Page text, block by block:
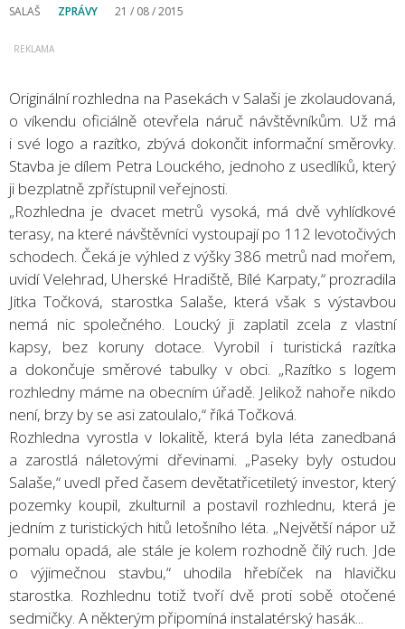
SALAŠ ZPRÁVY 21 / 08 / 2015
Originální rozhledna na Pasekách v Salaši je zkolaudovaná,
o víkendu oficiálně otevřela náruč návštěvníkům. Už má
i své logo a razítko, zbývá dokončit informační směrovky.
Stavba je dílem Petra Louckého, jednoho z usedlíků, který
ji bezplatně zpřístupnil veřejnosti.
„Rozhledna je dvacet metrů vysoká, má dvě vyhlídkové
terasy, na které návštěvníci vystoupají po 112 levotočivých
schodech. Čeká je výhled z výšky 386 metrů nad mořem,
uvidí Velehrad, Uherské Hradiště, Bílé Karpaty,“ prozradila
Jitka Točková, starostka Salaše, která však s výstavbou
nemá nic společného. Loucký ji zaplatil zcela z vlastní
kapsy, bez koruny dotace. Vyrobil i turistická razítka
a dokončuje směrové tabulky v obci. „Razítko s logem
rozhledny máme na obecním úřadě. Jelikož nahoře nikdo
není, brzy by se asi zatoulalo,“ říká Točková.
Rozhledna vyrostla v lokalitě, která byla léta zanedbaná
a zarostlá náletovými dřevinami. „Paseky byly ostudou
Salaše,“ uvedl před časem devětatřicetiletý investor, který
pozemky koupil, zkulturnil a postavil rozhlednu, která je
jedním z turistických hitů letošního léta. „Největší nápor už
pomalu opadá, ale stále je kolem rozhodně čilý ruch. Jde
o výjimečnou stavbu,“ uhodila hřebíček na hlavičku
starostka. Rozhlednu totiž tvoří dvě proti sobě otočené
sedmičky. A některým připomíná instalatérský hasák...